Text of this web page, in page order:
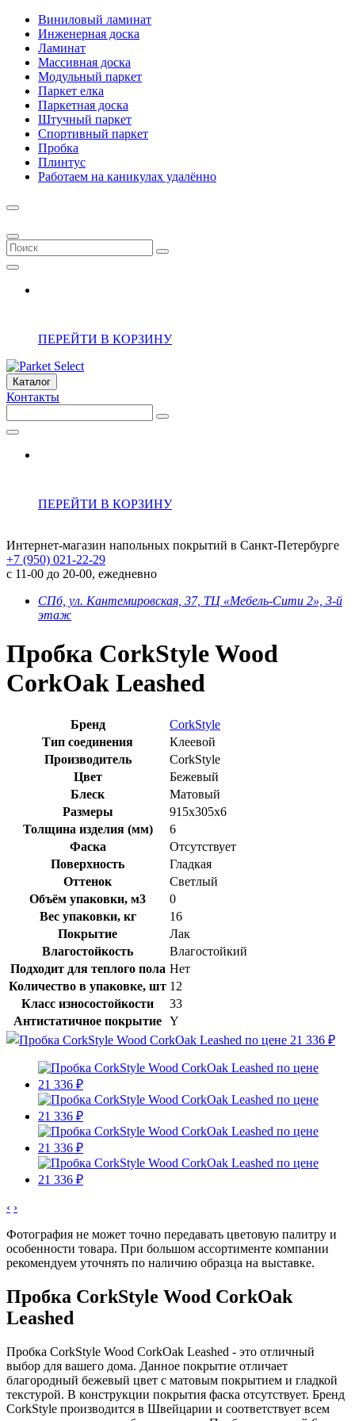
Виниловый ламинат
Инженерная доска
Ламинат
Массивная доска
Модульный паркет
Паркет елка
Паркетная доска
Штучный паркет
Спортивный паркет
Пробка
Плинтус
Работаем на каникулах удалённо
ПЕРЕЙТИ В КОРЗИНУ
Каталог
Контакты
ПЕРЕЙТИ В КОРЗИНУ
Интернет-магазин напольных покрытий в Санкт-Петербурге
+7 (950) 021-22-29
с 11-00 до 20-00, ежедневно
СПб, ул. Кантемировская, 37, ТЦ «Мебель-Сити 2», 3-й
этаж
Пробка CorkStyle Wood
CorkOak Leashed
Бренд
CorkStyle
Тип соединения
Клеевой
Производитель
CorkStyle
Цвет
Бежевый
Блеск
Матовый
Размеры
915x305x6
Толщина изделия (мм)
6
Фаска
Отсутствует
Поверхность
Гладкая
Оттенок
Светлый
Объём упаковки, м3
0
Вес упаковки, кг
16
Покрытие
Лак
Влагостойкость
Влагостойкий
Подходит для теплого пола Нет
Количество в упаковке, шт 12
Класс износостойкости
33
Антистатичное покрытие Y
‹ ›
Фотография не может точно передавать цветовую палитру и
особенности товара. При большом ассортименте компании
рекомендуем уточнять по наличию образца на выставке.
Пробка CorkStyle Wood CorkOak
Leashed
Пробка CorkStyle Wood CorkOak Leashed - это отличный
выбор для вашего дома. Данное покрытие отличает
благородный бежевый цвет с матовым покрытием и гладкой
текстурой. В конструкции покрытия фаска отсутствует. Бренд
CorkStyle производится в Швейцарии и соответствует всем